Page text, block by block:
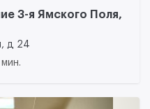
3-я Ямского Поля,
д 24
мин.